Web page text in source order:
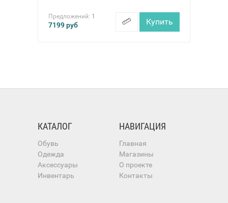
Предложений: 1
7199руб Купить
КАТАЛОГ
Обувь
Одежда
Аксессуары
Инвентарь
НАВИГАЦИЯ
Главная
Магазины
О проекте
Контакты